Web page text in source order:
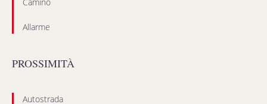
Allarme
PROSSIMITÀ
Autostrada